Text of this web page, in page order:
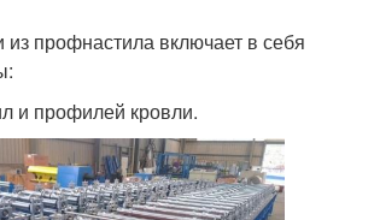
из профнастила включает в себя
и профилей кровли.